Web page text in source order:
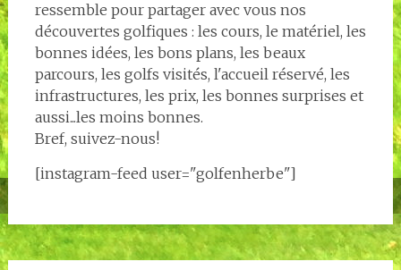
ressemble pour partager avec vous nos
découvertes golfiques : les cours, le matériel, les
bonnes idées, les bons plans, les beaux
parcours, les golfs visités, l'accueil réservé, les
infrastructures, les prix, les bonnes surprises et
aussi...les moins bonnes.
Bref, suivez-nous!
[instagram-feed user="golfenherbe"]